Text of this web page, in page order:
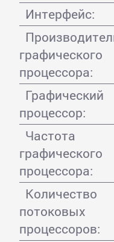
Интерфейс:
графического
процессора:
Графический
процессор:
Частота
графического
процессора:
Количество
потоковых
процессоров: